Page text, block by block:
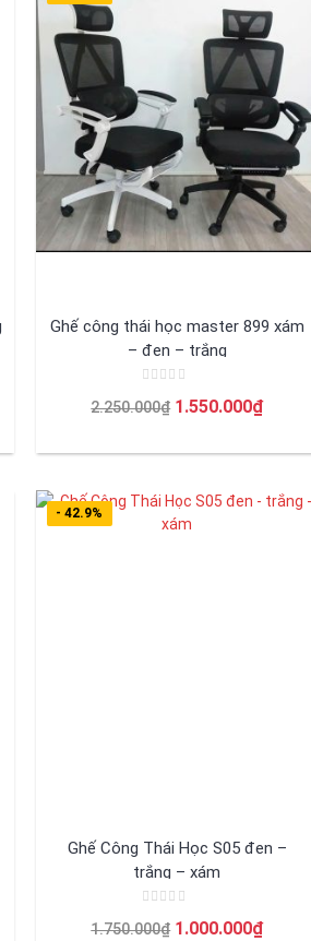
Ghế công thái học master 899 xám
– đen – trắng
xếp
hạng
sao
2.250.000₫ Giá
là:
1.550.000₫Giá
tại
- 42.9%
Ghế Công Thái Học S05 đen –
trắng – xám
xếp
1.750.000₫ Giá
1.000.000₫Giá